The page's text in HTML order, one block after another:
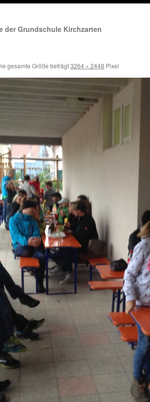
der Grundschule Kirchzarten
gesamte Größe beträgt3264 × 2448 Pixel